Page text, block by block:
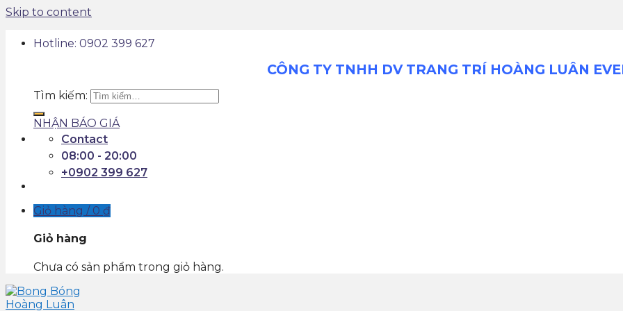
Skip to content
Hotline: 0902 399 627
CÔNG TY TNHH DV TRANG TRÍ HOÀNG LUÂN
Tìm kiếm:
NHẬN BÁO GIÁ
Contact
08:00 - 20:00
+0902 399 627
Giỏ hàng / 0 ₫
Giỏ hàng
Chưa có sản phẩm trong giỏ hàng.